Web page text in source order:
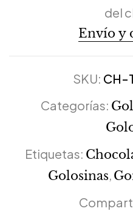
del
Envío y
SKU: CH-
Categorías:
Etiquetas:
Golosinas